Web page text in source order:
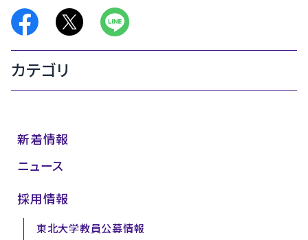
カテゴリ
新着情報
ニュース
採用情報
東北大学教員公募情報